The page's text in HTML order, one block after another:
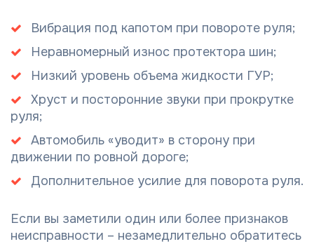
Вибрация под капотом при повороте руля;
Неравномерный износ протектора шин;
Низкий уровень объема жидкости ГУР;
Хруст и посторонние звуки при прокрутке
руля;
Автомобиль «уводит» в сторону при
движении по ровной дороге;
Дополнительное усилие для поворота руля.
Если вы заметили один или более признаков
неисправности – незамедлительно обратитесь